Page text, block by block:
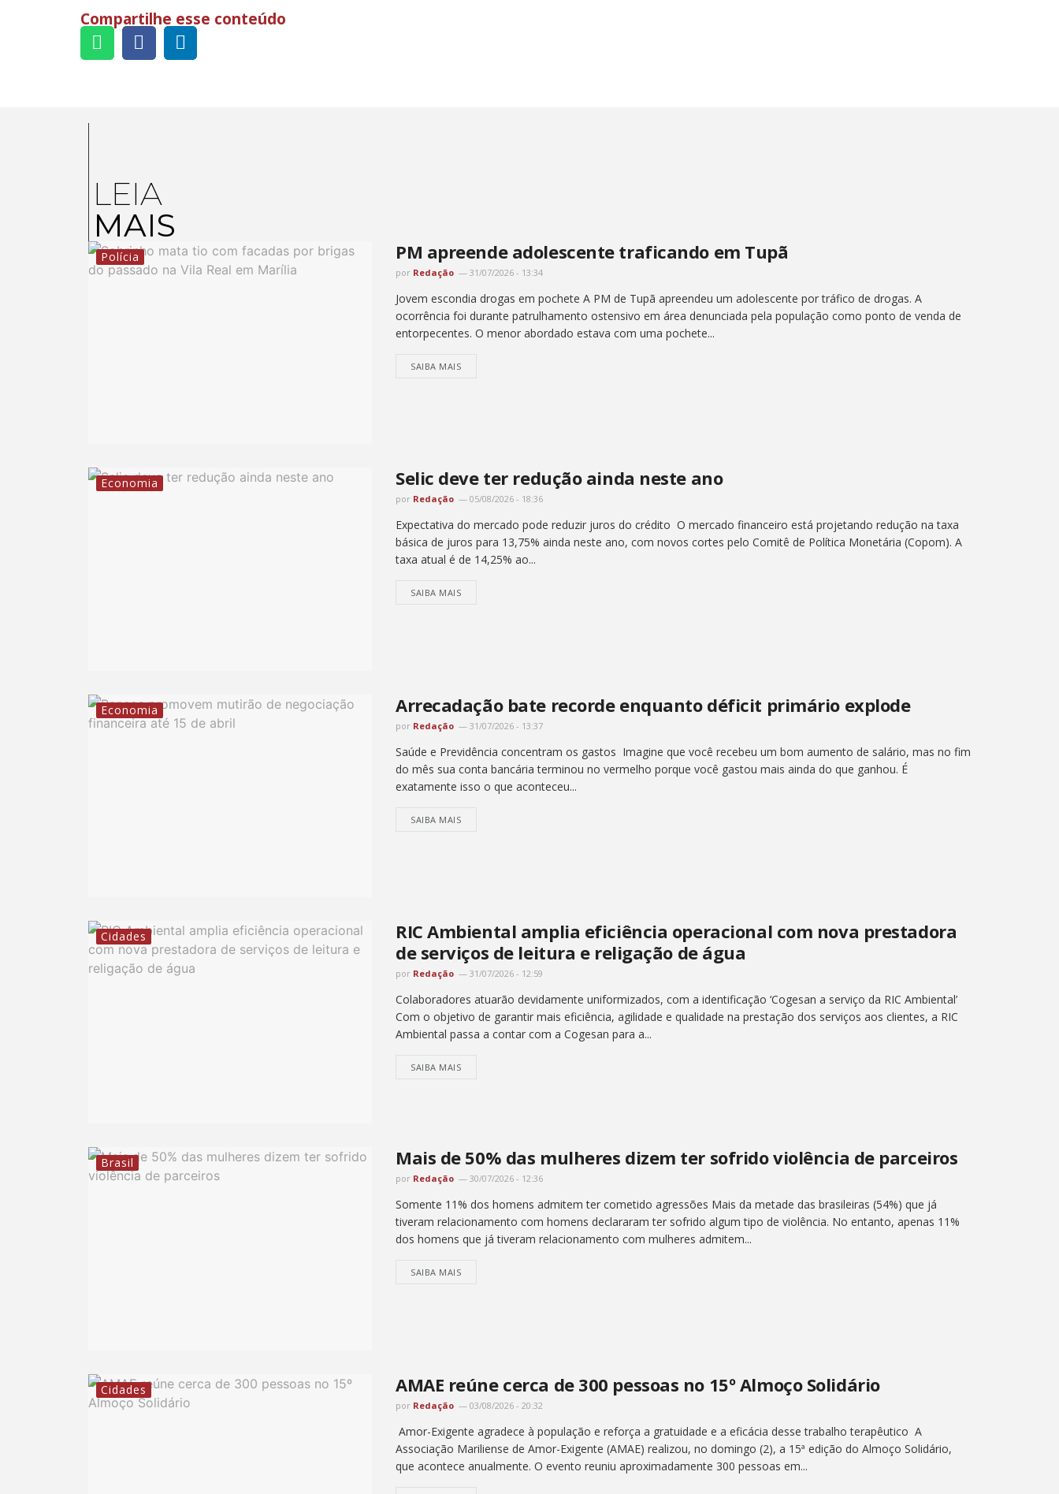
Compartilhe esse conteúdo
LEIA
MAIS
Polícia PM apreende adolescente traficando em Tupã
por Redação 31/07/2026 - 13:34
Jovem escondia drogas em pochete A PM de Tupã apreendeu um adolescente por tráfico de drogas. A
ocorrência foi durante patrulhamento ostensivo em área denunciada pela população como ponto de venda de
entorpecentes. O menor abordado estava com uma pochete...
SAIBA MAIS
Economia Selic deve ter redução ainda neste ano
por Redação 05/08/2026 - 18:36
Expectativa do mercado pode reduzir juros do crédito O mercado financeiro está projetando redução na taxa
básica de juros para 13,75% ainda neste ano, com novos cortes pelo Comitê de Política Monetária (Copom). A
taxa atual é de 14,25% ao...
SAIBA MAIS
Economia Arrecadação bate recorde enquanto déficit primário explode
por Redação 31/07/2026 - 13:37
Saúde e Previdência concentram os gastos Imagine que você recebeu um bom aumento de salário, mas no fim
do mês sua conta bancária terminou no vermelho porque você gastou mais ainda do que ganhou. É
exatamente isso o que aconteceu...
SAIBA MAIS
Cidades
RIC Ambiental amplia eficiência operacional com nova prestadora
de serviços de leitura e religação de água
por Redação 31/07/2026 - 12:59
Colaboradores atuarão devidamente uniformizados, com a identificação ‘Cogesan a serviço da RIC Ambiental’
Com o objetivo de garantir mais eficiência, agilidade e qualidade na prestação dos serviços aos clientes, a RIC
Ambiental passa a contar com a Cogesan para a...
SAIBA MAIS
Brasil Mais de 50% das mulheres dizem ter sofrido violência de parceiros
por Redação 30/07/2026 - 12:36
Somente 11% dos homens admitem ter cometido agressões Mais da metade das brasileiras (54%) que já
tiveram relacionamento com homens declararam ter sofrido algum tipo de violência. No entanto, apenas 11%
dos homens que já tiveram relacionamento com mulheres admitem...
SAIBA MAIS
Cidades AMAE reúne cerca de 300 pessoas no 15º Almoço Solidário
por Redação 03/08/2026 - 20:32
Amor-Exigente agradece à população e reforça a gratuidade e a eficácia desse trabalho terapêutico A
Associação Mariliense de Amor-Exigente (AMAE) realizou, no domingo (2), a 15ª edição do Almoço Solidário,
que acontece anualmente. O evento reuniu aproximadamente 300 pessoas em...